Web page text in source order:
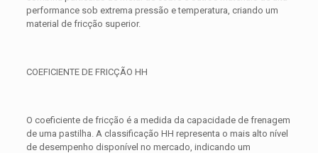
performance sob extrema pressão e temperatura, criando um
material de fricção superior.
COEFICIENTE DE FRICÇÃO HH
O coeficiente de fricção é a medida da capacidade de frenagem
de uma pastilha. A classificação HH representa o mais alto nível
de desempenho disponível no mercado, indicando um